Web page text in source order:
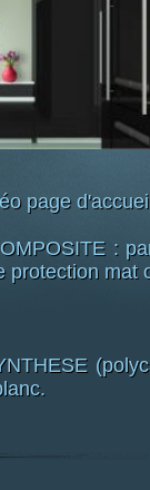
page
:
protection mat